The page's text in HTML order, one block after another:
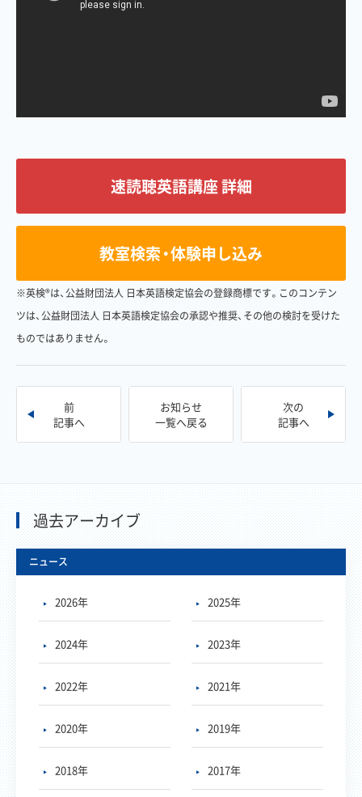
速読聴英語講座 詳細
教室検索・体験申し込み
※英検®は、公益財団法人 日本英語検定協会の登録商標です。このコンテン
ツは、公益財団法人 日本英語検定協会の承認や推奨、その他の検討を受けた
ものではありません。
前
記事へ
お知らせ
一覧へ戻る
次の
記事へ
過去アーカイブ
ニュース
2026年 2025年
2024年 2023年
2022年 2021年
2020年 2019年
2018年 2017年